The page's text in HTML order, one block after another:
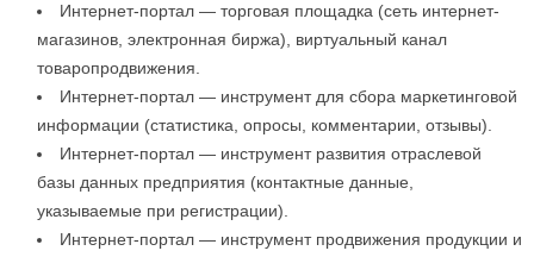
Интернет-портал — торговая площадка (сеть интернет-
магазинов, электронная биржа), виртуальный канал
товаропродвижения.
Интернет-портал — инструмент для сбора маркетинговой
информации (статистика, опросы, комментарии, отзывы).
Интернет-портал — инструмент развития отраслевой
базы данных предприятия (контактные данные,
указываемые при регистрации).
Интернет-портал — инструмент продвижения продукции и